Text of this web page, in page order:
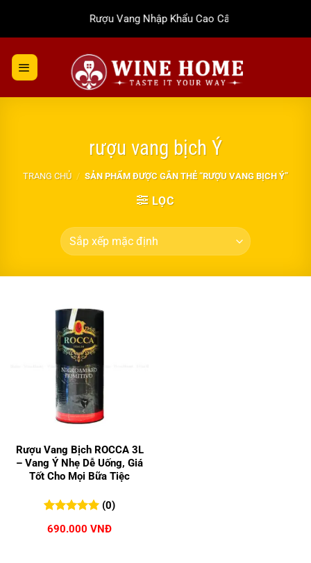
dung
Rượu Vang Nhập Khẩu Cao Cấp
rượu vang bịch Ý
TRANG CHỦ / SẢN PHẨM ĐƯỢC GẮN THẺ “RƯỢU VANG BỊCH Ý”
LỌC
Rượu Vang Bịch ROCCA 3L
– Vang Ý Nhẹ Dễ Uống, Giá
Tốt Cho Mọi Bữa Tiệc
đánh giá
(0)
690.000 VNĐ